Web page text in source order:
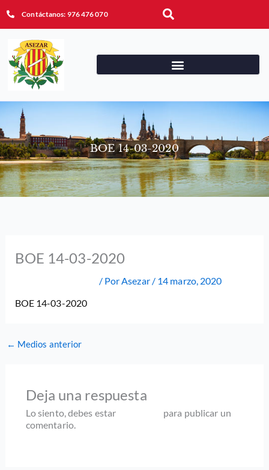
al
contenido
Contáctanos: 976 476 070 Buscar
BOE 14-03-2020
BOE 14-03-2020
/ Por Asezar / 14 marzo, 2020
BOE 14-03-2020
← Medios anterior
Deja una respuesta
Lo siento, debes estar
para publicar un
comentario.